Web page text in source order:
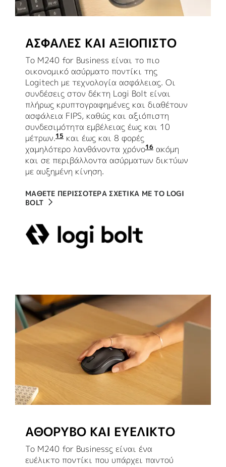
ΑΣΦΑΛΈΣ ΚΑΙ ΑΞΙΌΠΙΣΤΟ
Το M240 for Business είναι το πιο
οικονομικό ασύρματο ποντίκι της
Logitech με τεχνολογία ασφάλειας. Οι
συνδέσεις στον δέκτη Logi Bolt είναι
πλήρως κρυπτογραφημένες και διαθέτουν
ασφάλεια FIPS, καθώς και αξιόπιστη
συνδεσιμότητα εμβέλειας έως και 10
μέτρων.15 Η εμβέλεια της ασύρματης σύνδεσης
και έως και 8 φορές
χαμηλότερο λανθάνοντα χρόνο16 Σε σύγκριση με
ακόμη
και σε περιβάλλοντα ασύρματων δικτύων
με αυξημένη κίνηση.
ΜΑΘΕΤΕ ΠΕΡΙΣΣΟΤΕΡΑ ΣΧΕΤΙΚΑ ΜΕ ΤΟ LOGI
BOLT
ΑΘΌΡΥΒΟ ΚΑΙ ΕΥΈΛΙΚΤΟ
Το M240 for Businessς είναι ένα
ευέλικτο ποντίκι που υπάρχει παντού